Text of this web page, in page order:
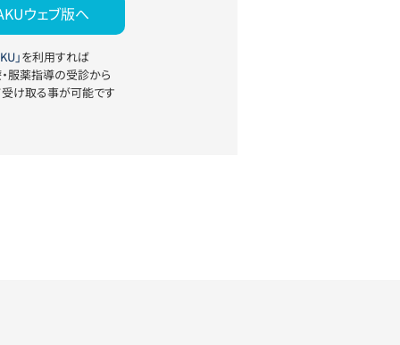
ウェブ版へ
」を利用すれば
服薬指導の受診から
け取る事が可能です